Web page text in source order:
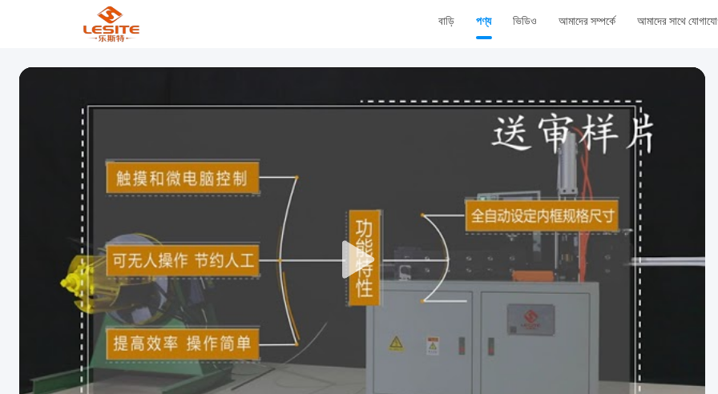
বাড়ি পণ্য ভিডিও আমাদের সম্পর্কে আমাদের সাথে